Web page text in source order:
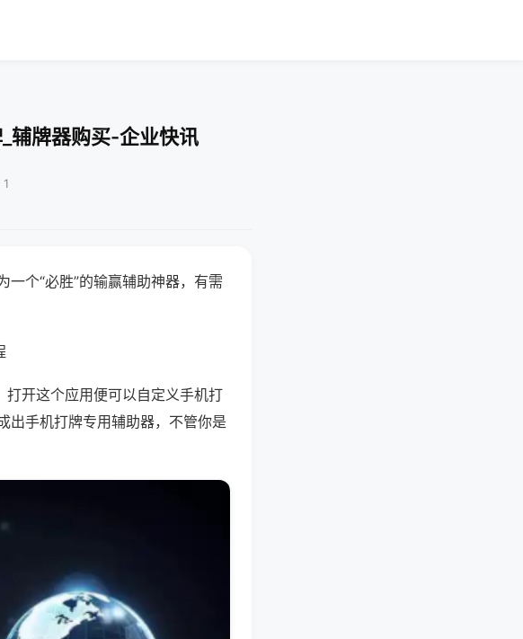
辅牌器购买-企业快讯
个“必胜”的输赢辅助神器，有需
打开这个应用便可以自定义手机打
出手机打牌专用辅助器，不管你是